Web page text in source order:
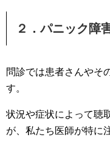
２．パニック障
問診では患者さんやそ
す。
状況や症状によって聴
が、私たち医師が特に